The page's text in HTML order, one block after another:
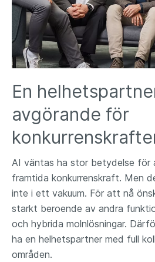
En
avgörande för
AI väntas ha stor betydelse för
framtida konkurrenskraft. Men
inte i ett vakuum. För att nå
starkt beroende av andra
och hybrida molnlösningar.
ha en helhetspartner med full
områden.